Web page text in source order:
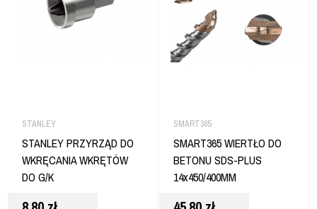
STANLEY
STANLEY PRZYRZĄD DO
WKRĘCANIA WKRĘTÓW
DO G/K
SMART365
SMART365 WIERTŁO DO
BETONU SDS-PLUS
14x450/400MM